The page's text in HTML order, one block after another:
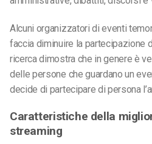
Alcuni organizzatori di eventi
faccia diminuire la partecipazione
ricerca dimostra che in genere è
delle persone che guardano un
decide di partecipare di persona
Caratteristiche della
streaming